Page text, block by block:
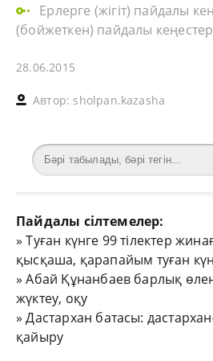
Ерлерге (жігіт) пайдалы
(бойжеткен) пайдалы кеңестер
28.06.2015
Автор: sholpan.kazasha
Пайдалы сілтемелер:
»Туған күнге 99 тілектер
қысқаша, қарапайым туған
»Абай Құнанбаев барлық
жүктеу, оқу
»Дастархан батасы:
қайыру